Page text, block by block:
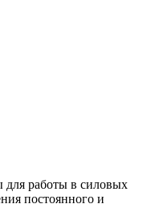
работы в силовых
постоянного и